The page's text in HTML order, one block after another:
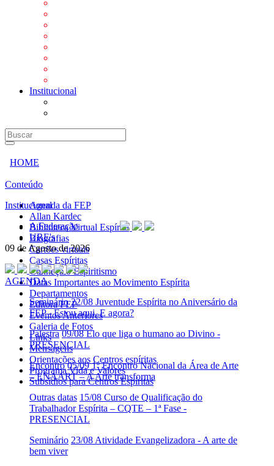
Institucional
HOME
Conteúdo
Agenda da FEP
Allan Kardec
Biblioteca Virtual Espírita
Biografias
Cartões virtuais
Casas Espíritas
Conheça o Espiritismo
Datas Importantes ao Movimento Espírita
Departamentos
Editora FEP
Eventos Anteriores
Galeria de Fotos
Links
Mensagens
Orientações aos Centros espíritas
Programa Vida e Valores
Subsídios para Centros Espíritas
Institucional
A Federação
URE's
09 de Agosto de 2026
AGENDA
Seminário 22/08 Juventude Espírita no Aniversário da
FEP - Estou aqui. E agora?
Palestra 09/08 Elo que liga o humano ao Divino -
PRESENCIAL
Encontro 05/09 1º Encontro Nacional da Área de Arte
– ENAART – A Arte transforma
Outras datas 15/08 Curso de Qualificação do
Trabalhador Espírita – CQTE – 1ª Fase -
PRESENCIAL
Seminário 23/08 Atividade Evangelizadora - A arte de
bem viver